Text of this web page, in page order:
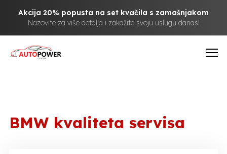
Akcija 20% popusta na set kvačila s zamašnjakom
Nazovite za više detalja i zakažite svoju uslugu danas!
BMW kvaliteta servisa